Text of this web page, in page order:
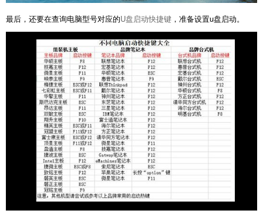
最后，还要在查询电脑型号对应的U盘启动快捷键 ，准备设置u盘启动。